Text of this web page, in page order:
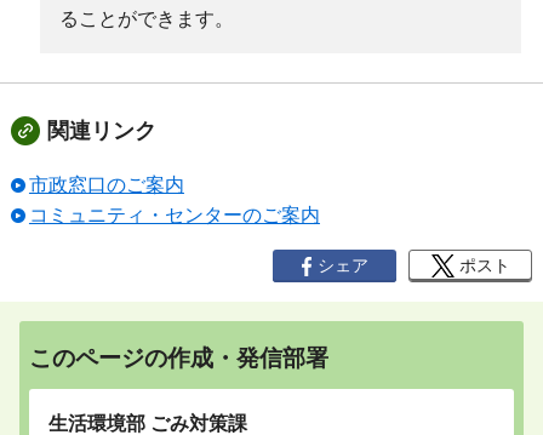
ることができます。
関連リンク
市政窓口のご案内
コミュニティ・センターのご案内
シェア ポスト
このページの作成・発信部署
生活環境部 ごみ対策課